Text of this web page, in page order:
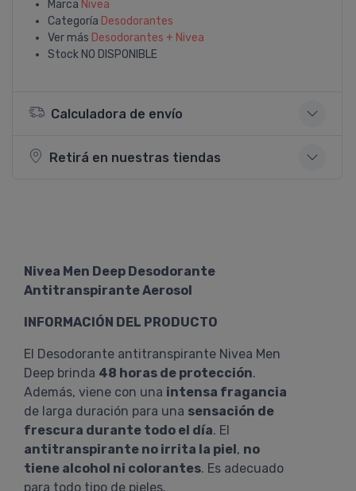
Marca Nivea
Categoría Desodorantes
Ver más Desodorantes + Nivea
Stock NO DISPONIBLE
Calculadora de envío
Retirá en nuestras tiendas
Nivea Men Deep Desodorante
Antitranspirante Aerosol
INFORMACIÓN DEL PRODUCTO
El Desodorante antitranspirante Nivea Men
Deep brinda 48 horas de protección.
Además, viene con una intensa fragancia
de larga duración para una sensación de
frescura durante todo el día. El
antitranspirante no irrita la piel, no
tiene alcohol ni colorantes. Es adecuado
para todo tipo de pieles.